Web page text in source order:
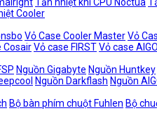
Cooler
Vỏ Case Cooler MasterVỏ
CosairVỏ case FIRSTVỏ case AIGO
Nguồn Gigabyte Nguồn Huntkey
Nguồn Darkflash Nguồn
Bộ bàn phím chuột Fuhlen Bộ